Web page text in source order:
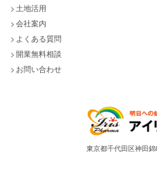
土地活用
会社案内
よくある質問
開業無料相談
お問い合わせ
東京都千代田区神田